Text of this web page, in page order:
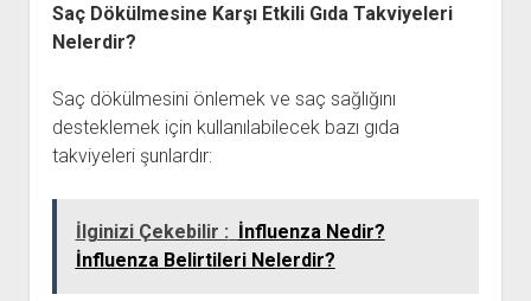
Saç Dökülmesine Karşı Etkili Gıda Takviyeleri
Nelerdir?
Saç dökülmesini önlemek ve saç sağlığını
desteklemek için kullanılabilecek bazı gıda
takviyeleri şunlardır:
İlginizi Çekebilir : İnfluenza Nedir?
İnfluenza Belirtileri Nelerdir?